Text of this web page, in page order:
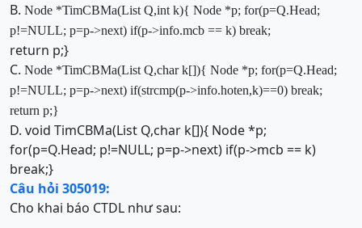
B. Node *TimCBMa(List Q,int k){ Node *p; for(p=Q.Head;
p!=NULL; p=p->next) if(p->info.mcb == k) break;
return p;}
C. Node *TimCBMa(List Q,char k[]){ Node *p; for(p=Q.Head;
p!=NULL; p=p->next) if(strcmp(p->info.hoten,k)==0) break;
return p;}
D. void TimCBMa(List Q,char k[]){ Node *p;
for(p=Q.Head; p!=NULL; p=p->next) if(p->mcb == k)
break;}
Câu hỏi 305019:
Cho khai báo CTDL như sau: